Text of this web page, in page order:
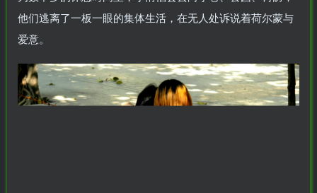
他们逃离了一板一眼的集体生活，在无人处诉说着荷尔蒙与
爱意。